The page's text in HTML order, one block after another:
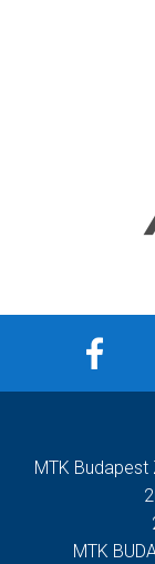
MTK
MTK